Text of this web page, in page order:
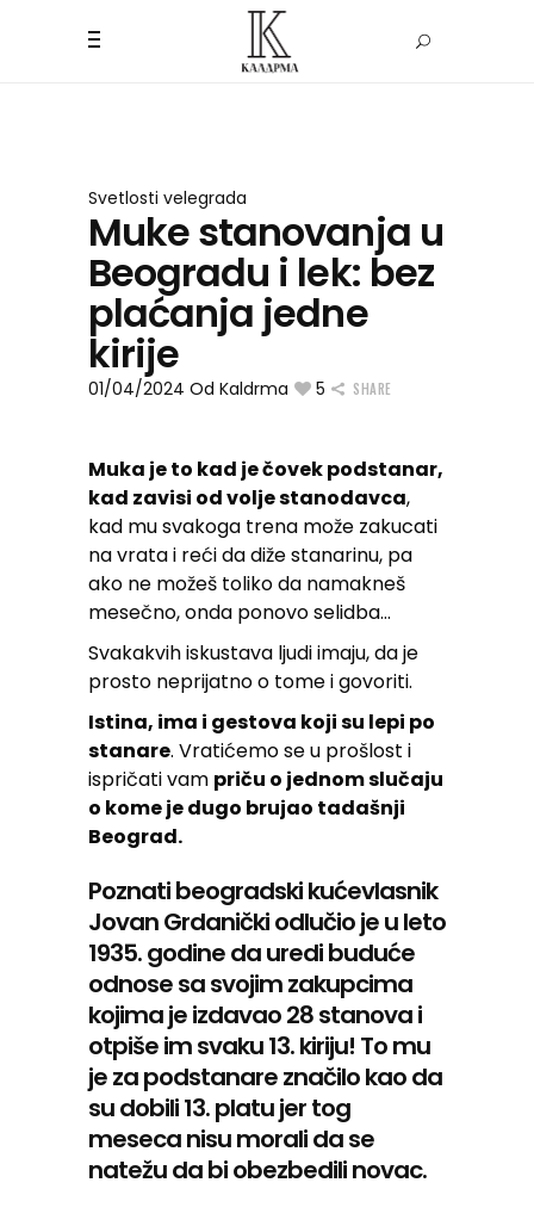
Svetlosti velegrada
Muke stanovanja u
Beogradu i lek: bez
plaćanja jedne
kirije
01/04/2024 Od Kaldrma 5 SHARE
Muka je to kad je čovek podstanar,
kad zavisi od volje stanodavca,
kad mu svakoga trena može zakucati
na vrata i reći da diže stanarinu, pa
ako ne možeš toliko da namakneš
mesečno, onda ponovo selidba…
Svakakvih iskustava ljudi imaju, da je
prosto neprijatno o tome i govoriti.
Istina, ima i gestova koji su lepi po
stanare. Vratićemo se u prošlost i
ispričati vam priču o jednom slučaju
o kome je dugo brujao tadašnji
Beograd.
Poznati beogradski kućevlasnik
Jovan Grdanički odlučio je u leto
1935. godine da uredi buduće
odnose sa svojim zakupcima
kojima je izdavao 28 stanova i
otpiše im svaku 13. kiriju! To mu
je za podstanare značilo kao da
su dobili 13. platu jer tog
meseca nisu morali da se
natežu da bi obezbedili novac.